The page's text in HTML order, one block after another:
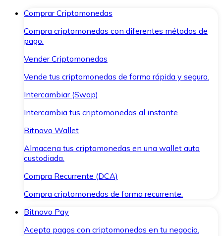
Comprar Criptomonedas
Compra criptomonedas con diferentes métodos de
pago.
Vender Criptomonedas
Vende tus criptomonedas de forma rápida y segura.
Intercambiar (Swap)
Intercambia tus criptomonedas al instante.
Bitnovo Wallet
Almacena tus criptomonedas en una wallet auto
custodiada.
Compra Recurrente (DCA)
Compra criptomonedas de forma recurrente.
Bitnovo Pay
Acepta pagos con criptomonedas en tu negocio.